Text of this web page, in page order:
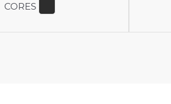
CORES EXIBIR COR 6449